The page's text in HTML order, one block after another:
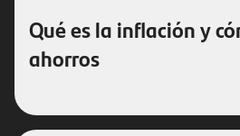
Qué es la inflación y
ahorros